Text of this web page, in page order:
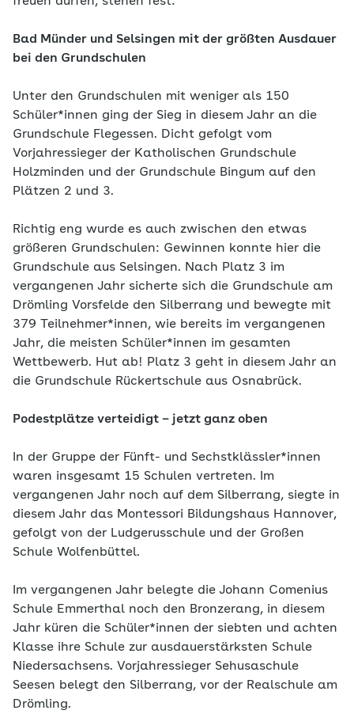
Bad Münder und Selsingen mit der größten Ausdauer
bei den Grundschulen
Unter den Grundschulen mit weniger als 150
Schüler*innen ging der Sieg in diesem Jahr an die
Grundschule Flegessen. Dicht gefolgt vom
Vorjahressieger der Katholischen Grundschule
Holzminden und der Grundschule Bingum auf den
Plätzen 2 und 3.
Richtig eng wurde es auch zwischen den etwas
größeren Grundschulen: Gewinnen konnte hier die
Grundschule aus Selsingen. Nach Platz 3 im
vergangenen Jahr sicherte sich die Grundschule am
Drömling Vorsfelde den Silberrang und bewegte mit
379 Teilnehmer*innen, wie bereits im vergangenen
Jahr, die meisten Schüler*innen im gesamten
Wettbewerb. Hut ab! Platz 3 geht in diesem Jahr an
die Grundschule Rückertschule aus Osnabrück.
Podestplätze verteidigt – jetzt ganz oben
In der Gruppe der Fünft- und Sechstklässler*innen
waren insgesamt 15 Schulen vertreten. Im
vergangenen Jahr noch auf dem Silberrang, siegte in
diesem Jahr das Montessori Bildungshaus Hannover,
gefolgt von der Ludgerusschule und der Großen
Schule Wolfenbüttel.
Im vergangenen Jahr belegte die Johann Comenius
Schule Emmerthal noch den Bronzerang, in diesem
Jahr küren die Schüler*innen der siebten und achten
Klasse ihre Schule zur ausdauerstärksten Schule
Niedersachsens. Vorjahressieger Sehusaschule
Seesen belegt den Silberrang, vor der Realschule am
Drömling.